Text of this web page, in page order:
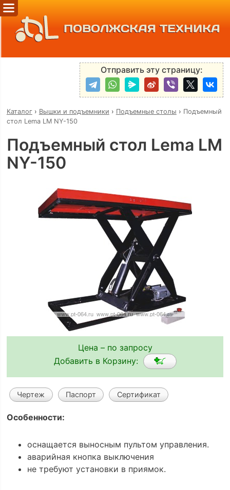
ПОВОЛЖСКАЯ ТЕХНИКА
Отправить эту страницу:
Каталог› Вышки и подъемники › Подъемные столы › Подъемный
стол Lema LM NY-150
Подъемный стол Lema LM
NY-150
Цена – по запросу
Добавить в Корзину:
Чертеж Паспорт Сертификат
Особенности:
оснащается выносным пультом управления.
аварийная кнопка выключения
не требуют установки в приямок.